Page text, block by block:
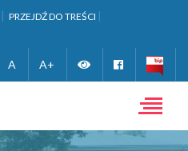
PRZEJDŹ DO TREŚCI
A A+ Zmień
kontrastową
Facebook
Toggle